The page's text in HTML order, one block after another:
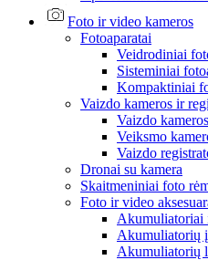
Foto ir video kameros
Fotoaparatai
Veidrodiniai
Sisteminiai
Kompaktiniai
Vaizdo kameros ir
Vaizdo kameros
Veiksmo
Vaizdo
Dronai su kamera
Skaitmeniniai foto
Foto ir video
Akumuliatoriai
Akumuliatorių
Akumuliatorių